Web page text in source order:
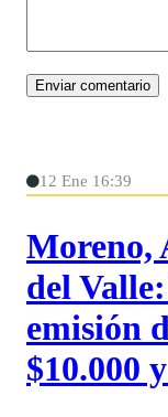
12 Ene 16:39
Moreno,
del
emisión
$10.000